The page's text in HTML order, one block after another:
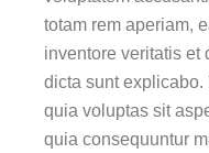
totam rem aperiam,
inventore veritatis et
dicta sunt
quia voluptas sit
quia consequuntur